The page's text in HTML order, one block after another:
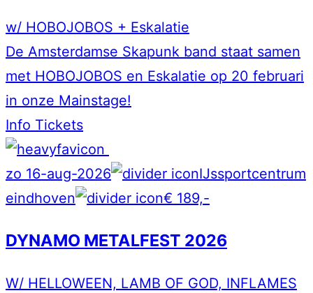
w/ HOBOJOBOS + Eskalatie
De Amsterdamse Skapunk band staat samen
met HOBOJOBOS en Eskalatie op 20 februari
in onze Mainstage!
Info Tickets
zo 16-aug-2026
IJssportcentrum
eindhoven
€ 189,-
DYNAMO METALFEST 2026
W/ HELLOWEEN, LAMB OF GOD, INFLAMES